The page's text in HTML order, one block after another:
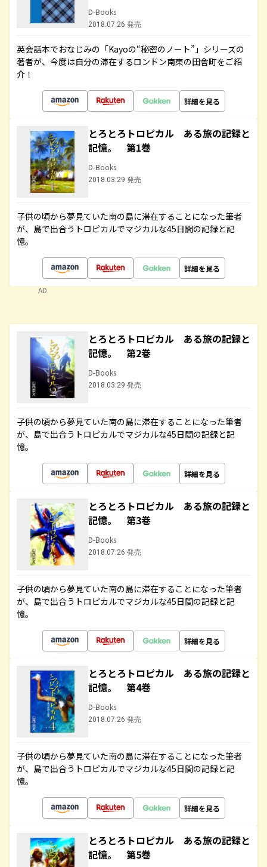
D-Books
2018.07.26 発売
英会話本でおなじみの「Kayoの“秘密のノート”」シリーズの
著者が、今度は自分の滞在するロンドン南東の田舎町をご紹
介！
詳細を見る
とろとろトロピカル ある旅の記録と
記憶。 第1巻
D-Books
2018.03.29 発売
子供の頃から夢見ていた南の島に滞在することになった筆者
が、島で出合うトロピカルでマジカルな45日間の記録と記
憶。
詳細を見る
AD
とろとろトロピカル ある旅の記録と
記憶。 第2巻
D-Books
2018.03.29 発売
子供の頃から夢見ていた南の島に滞在することになった筆者
が、島で出合うトロピカルでマジカルな45日間の記録と記
憶。
詳細を見る
とろとろトロピカル ある旅の記録と
記憶。 第3巻
D-Books
2018.07.26 発売
子供の頃から夢見ていた南の島に滞在することになった筆者
が、島で出合うトロピカルでマジカルな45日間の記録と記
憶。
詳細を見る
とろとろトロピカル ある旅の記録と
記憶。 第4巻
D-Books
2018.07.26 発売
子供の頃から夢見ていた南の島に滞在することになった筆者
が、島で出合うトロピカルでマジカルな45日間の記録と記
憶。
詳細を見る
とろとろトロピカル ある旅の記録と
記憶。 第5巻